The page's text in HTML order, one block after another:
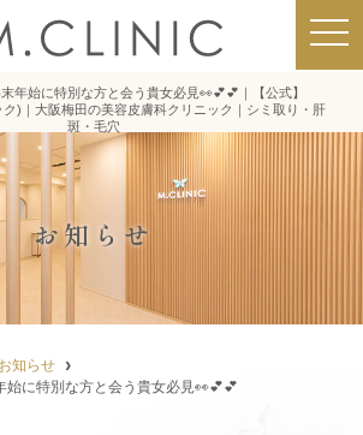
年始に特別な方と会う貴女必見👀💕💕｜【公式】
)｜大阪梅田の美容皮膚科クリニック｜シミ取り・肝
斑・毛穴
お知らせ
t
o
n
お知らせ
始に特別な方と会う貴女必見👀💕💕